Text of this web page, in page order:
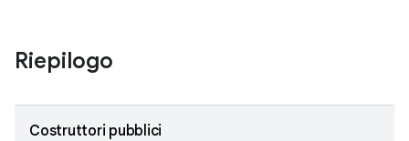
Riepilogo
Costruttori pubblici